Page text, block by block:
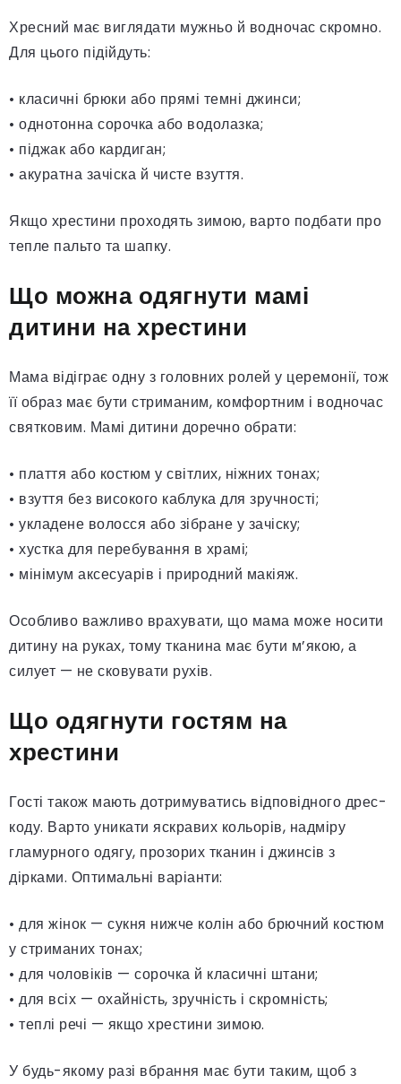
Хресний має виглядати мужньо й водночас скромно.
Для цього підійдуть:
• класичні брюки або прямі темні джинси;
• однотонна сорочка або водолазка;
• піджак або кардиган;
• акуратна зачіска й чисте взуття.
Якщо хрестини проходять зимою, варто подбати про
тепле пальто та шапку.
Що можна одягнути мамі
дитини на хрестини
Мама відіграє одну з головних ролей у церемонії, тож
її образ має бути стриманим, комфортним і водночас
святковим. Мамі дитини доречно обрати:
• плаття або костюм у світлих, ніжних тонах;
• взуття без високого каблука для зручності;
• укладене волосся або зібране у зачіску;
• хустка для перебування в храмі;
• мінімум аксесуарів і природний макіяж.
Особливо важливо врахувати, що мама може носити
дитину на руках, тому тканина має бути м’якою, а
силует — не сковувати рухів.
Що одягнути гостям на
хрестини
Гості також мають дотримуватись відповідного дрес-
коду. Варто уникати яскравих кольорів, надміру
гламурного одягу, прозорих тканин і джинсів з
дірками. Оптимальні варіанти:
• для жінок — сукня нижче колін або брючний костюм
у стриманих тонах;
• для чоловіків — сорочка й класичні штани;
• для всіх — охайність, зручність і скромність;
• теплі речі — якщо хрестини зимою.
У будь-якому разі вбрання має бути таким, щоб з